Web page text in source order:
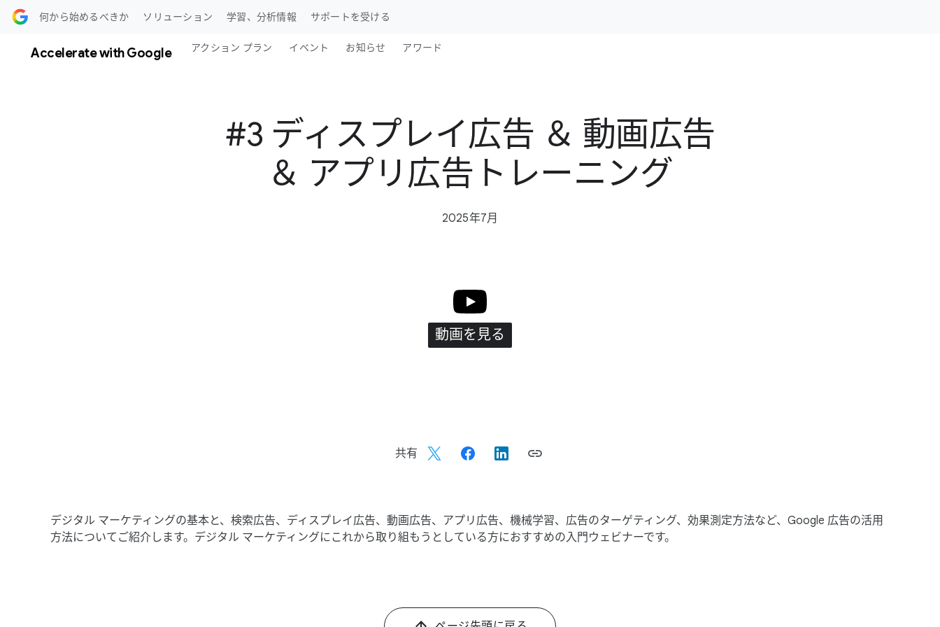
に​進む何から​始めるべきか ソリューション 学習、​分析情報 サポートを​受ける
Accelerate with Google アクション プラン イベント お知らせ アワード
#3 ディスプレイ広告 ＆ 動画​広告
＆ アプリ広告トレーニング
2025年7月
動画を​見る
a
l
M
共有
デジタル マーケティングの​基本と、​検索​広告、​ディスプレイ広告、​動画​広告、​アプリ広告、​機械​学習、​広告の​ターゲティング、​効果測定方​法など、​Google 広告の​活用
方​法に​ついて​ご紹介します。​デジタル マーケティングに​これから​取り組もうと​している​方に​おすすめの​入門ウェビナーです。